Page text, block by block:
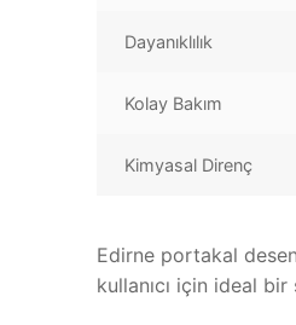
Dayanıklılık
Kolay Bakım
Kimyasal Direnç
Edirne portakal
kullanıcı için ideal